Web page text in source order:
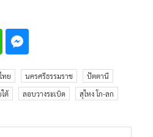
ทย นครศรีธรรมราช
ปัตตานี